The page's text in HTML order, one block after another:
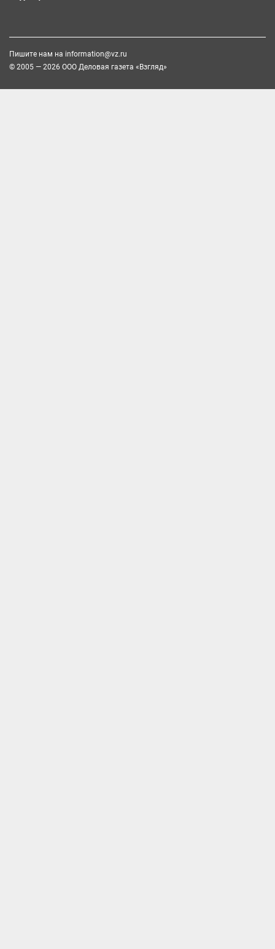
Пишите нам на information@vz.ru
© 2005 — 2026 ООО Деловая газета «Взгляд»